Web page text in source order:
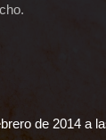
de 2014 a